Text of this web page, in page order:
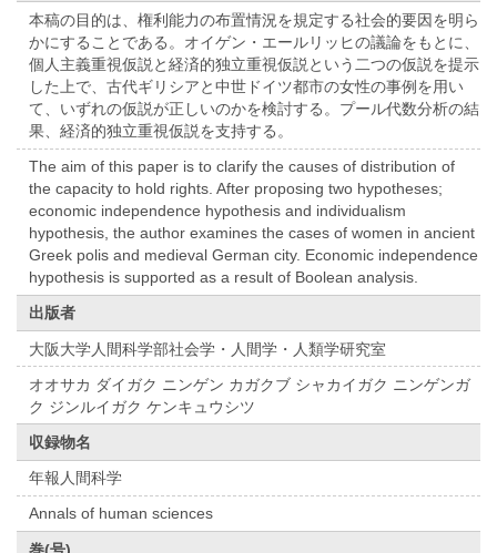
本稿の目的は、権利能力の布置情況を規定する社会的要因を明ら
かにすることである。オイゲン・エールリッヒの議論をもとに、
個人主義重視仮説と経済的独立重視仮説という二つの仮説を提示
した上で、古代ギリシアと中世ドイツ都市の女性の事例を用い
て、いずれの仮説が正しいのかを検討する。プール代数分析の結
果、経済的独立重視仮説を支持する。
The aim of this paper is to clarify the causes of distribution of
the capacity to hold rights. After proposing two hypotheses;
economic independence hypothesis and individualism
hypothesis, the author examines the cases of women in ancient
Greek polis and medieval German city. Economic independence
hypothesis is supported as a result of Boolean analysis.
出版者
大阪大学人間科学部社会学・人間学・人類学研究室
オオサカ ダイガク ニンゲン カガクブ シャカイガク ニンゲンガ
ク ジンルイガク ケンキュウシツ
収録物名
年報人間科学
Annals of human sciences
巻(号)